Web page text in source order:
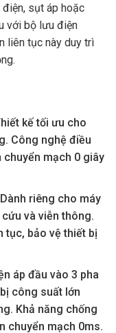
sụt áp hoặc
với bộ lưu điện
liên tục này duy trì
kế tối ưu cho
Công nghệ điều
chuyển mạch 0 giây
riêng cho máy
và viễn thông.
tục, bảo vệ thiết bị
áp đầu vào 3 pha
công suất lớn
Khả năng chống
chuyển mạch 0ms.